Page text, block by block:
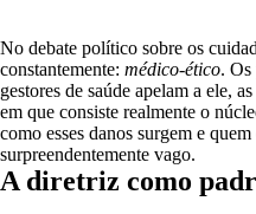
No debate político sobre os
constantemente: médico-ético. Os
gestores de saúde apelam a ele,
em que consiste realmente o
como esses danos surgem e
surpreendentemente vago.
A diretriz como